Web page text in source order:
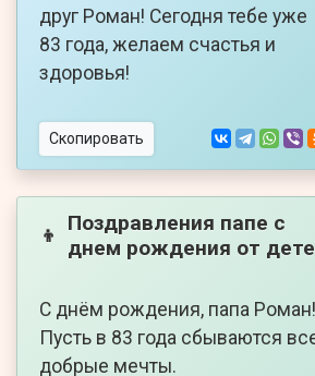
друг Роман! Сегодня тебе уже
83 года, желаем счастья и
здоровья!
Скопировать
👦
Поздравления папе с
днем рождения от
С днём рождения, папа Роман!
Пусть в 83 года сбываются
добрые мечты.